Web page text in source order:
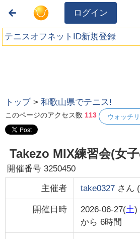
ログイン
テニスオフネットID新規登録
トップ >和歌山県でテニス!
このページのアクセス数 113 ウォッチ
Takezo MIX練習会(女
開催番号3250450
主催者 take0327さん (
開催日時 2026-06-27(土)
から 6時間